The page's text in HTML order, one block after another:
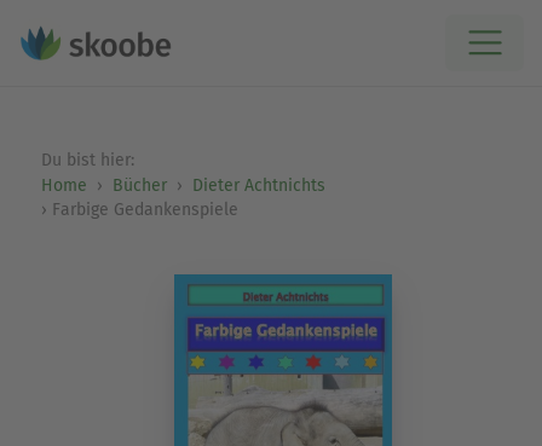
Du bist hier:
Home
Bücher
Dieter Achtnichts
Farbige Gedankenspiele